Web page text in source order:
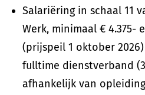
Salariëring in schaal 11
Werk, minimaal € 4.375-
(prijspeil 1 oktober
fulltime dienstverband
afhankelijk van